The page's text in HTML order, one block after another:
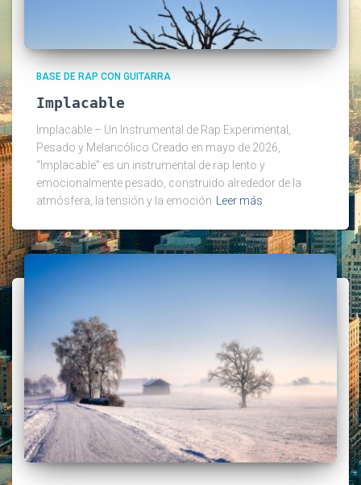
BASE DE RAP CON GUITARRA
Implacable
Implacable – Un Instrumental de Rap Experimental,
Pesado y Melancólico Creado en mayo de 2026,
“Implacable” es un instrumental de rap lento y
emocionalmente pesado, construido alrededor de la
atmósfera, la tensión y la emoción
Leer más